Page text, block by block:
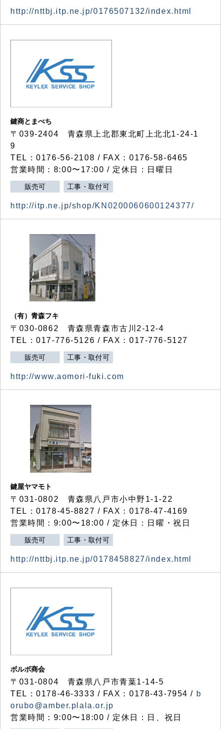
http://nttbj.itp.ne.jp/0176507132/index.html
鍵商とまべち
〒039-2404 青森県上北郡東北町上北北1-24-1
9
TEL：0176-56-2108 / FAX：0176-58-6465
営業時間：8:00〜17:00 / 定休日：日曜日
販売可 工事・取付可
http://itp.ne.jp/shop/KN0200060600124377/
（有）青森フキ
〒030-0862 青森県青森市古川2-12-4
TEL：017-776-5126 / FAX：017-776-5127
販売可 工事・取付可
http://www.aomori-fuki.com
鍵屋ヤマモト
〒031-0802 青森県八戸市小中野1-1-22
TEL：0178-45-8827 / FAX：0178-47-4169
営業時間：9:00〜18:00 / 定休日：日曜・祝日
販売可 工事・取付可
http://nttbj.itp.ne.jp/0178458827/index.html
ボルボ商会
〒031-0804 青森県八戸市青葉1-14-5
TEL：0178-46-3333 / FAX：0178-43-7954 / b
orubo@amber.plala.or.jp
営業時間：9:00〜18:00 / 定休日：日、祝日